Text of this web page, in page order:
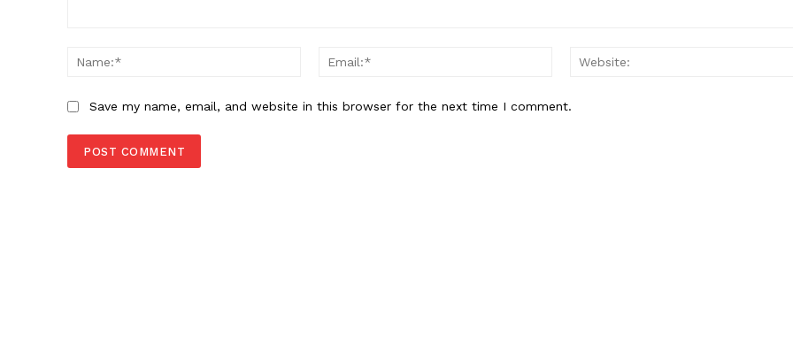
Name:*
Email:*
Save my name, email, and website in this browser for the next time I comment.